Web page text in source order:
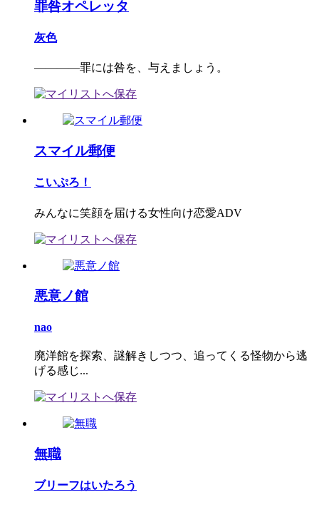
罪咎オペレッタ
灰色
――――罪には咎を、与えましょう。
スマイル郵便
こいぷろ！
みんなに笑顔を届ける女性向け恋愛ADV
悪意ノ館
nao
廃洋館を探索、謎解きしつつ、追ってくる怪物から逃
げる感じ...
無職
ブリーフはいたろう